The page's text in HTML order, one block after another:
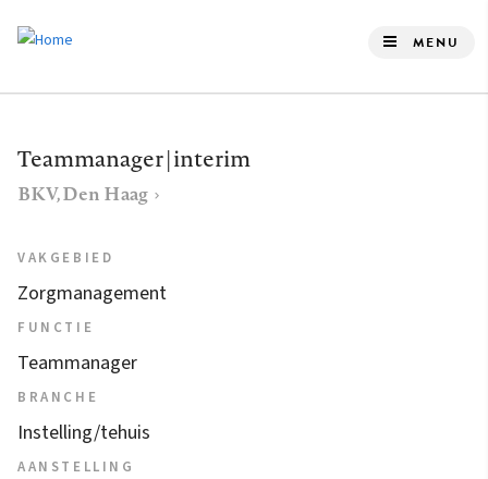
de
gaan
MENU
Teammanager | interim
BKV, Den Haag
VAKGEBIED
Zorgmanagement
FUNCTIE
Teammanager
BRANCHE
Instelling/tehuis
AANSTELLING